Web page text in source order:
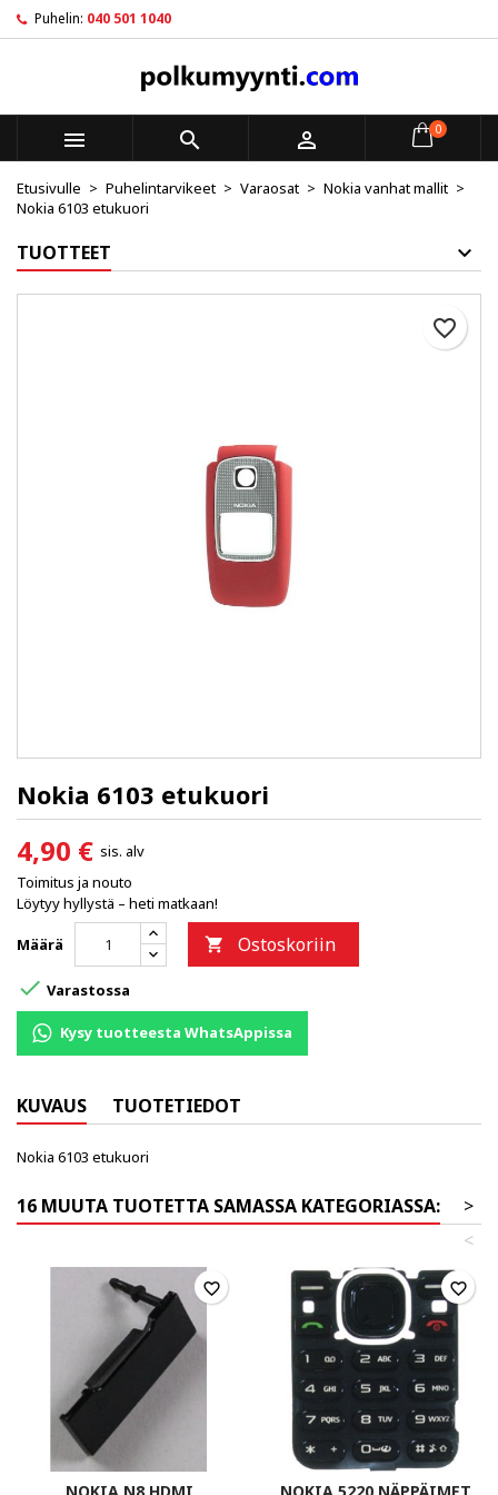
Puhelin: 040 501 1040
   0
Etusivulle Puhelintarvikeet Varaosat
Nokia vanhat mallit
Nokia 6103 etukuori
TUOTTEET
Nokia 6103 etukuori
4,90 € sis. alv
Toimitus ja nouto
Löytyy hyllystä – heti matkaan!
Määrä  Ostoskoriin
favorite_border
 Varastossa
Kysy tuotteesta WhatsAppissa
KUVAUS TUOTETIEDOT
Nokia 6103 etukuori
16 MUUTA TUOTETTA SAMASSA KATEGORIASSA:
>
<
favorite_border favorite_border
My wishlists ×
Create new list
Luo toivelista ×
Toivelistan nimi
Kirjaudu sisään ×
Sinun pitää olla kirjautunut jotta voit lisätä tuotteita
toivelistalle.
Peruuta Kirjaudu sisään